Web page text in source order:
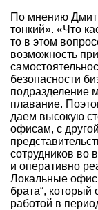
По мнению
тонкий». «Что
то в этом
возможность
безопасности
подразделение
плавание.
даем высокую
офисам, с
сотрудников во
и оперативно
Локальные
брата“, который
работой в